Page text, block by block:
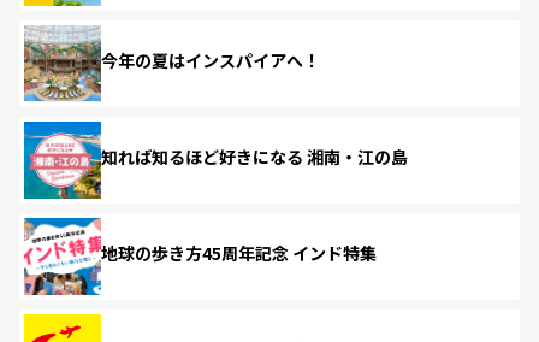
今年の夏はインスパイアへ！
知れば知るほど好きになる 湘南・江の島
地球の歩き方45周年記念 インド特集